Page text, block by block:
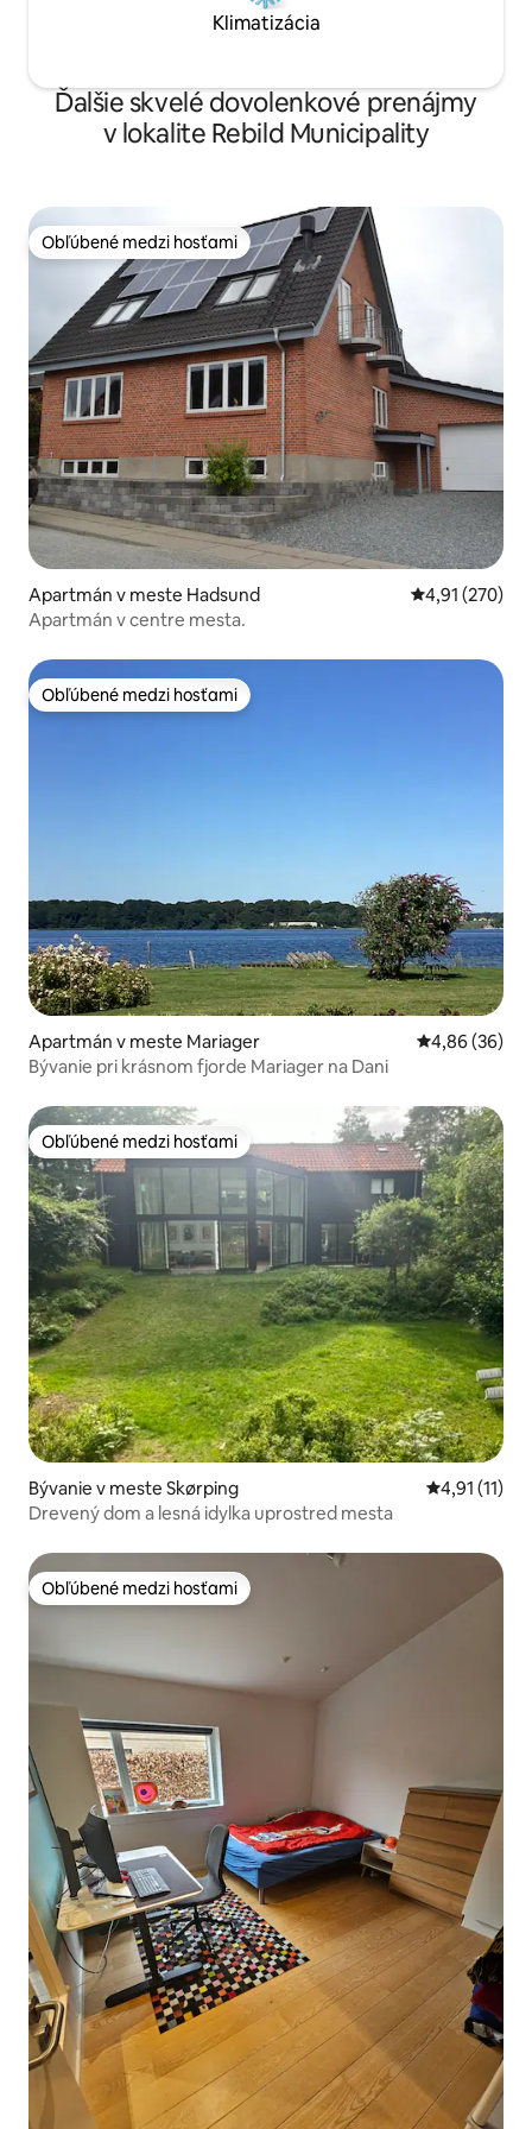
Klimatizácia
Ďalšie skvelé dovolenkové prenájmy
v lokalite Rebild Municipality
Obľúbené medzi hosťami
Obľúbené medzi hosťami
Apartmán v meste Hadsund Priemerné
4,91 (270)
Apartmán v centre mesta.
Obľúbené medzi hosťami
Obľúbené medzi hosťami
Apartmán v meste Mariager Priemerné
4,86 (36)
Bývanie pri krásnom fjorde Mariager na Dani
Obľúbené medzi hosťami
Obľúbené medzi hosťami
Bývanie v meste Skørping Priemerné
4,91 (11)
Drevený dom a lesná idylka uprostred mesta
Obľúbené medzi hosťami
Obľúbené medzi hosťami